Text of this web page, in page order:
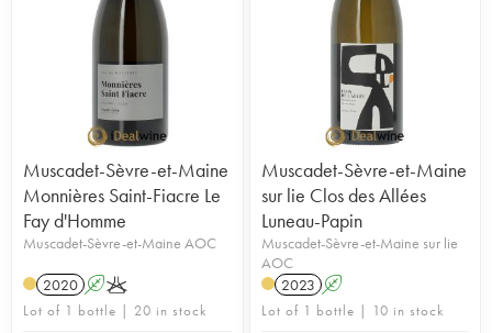
Muscadet-Sèvre-et-Maine
Monnières Saint-Fiacre Le
Fay d'Homme
Muscadet-Sèvre-et-Maine AOC
2020 AK
Lot of 1 bottle | 20 in stock
Muscadet-Sèvre-et-Maine
sur lie Clos des Allées
Luneau-Papin
Muscadet-Sèvre-et-Maine sur lie
AOC
2023 A
Lot of 1 bottle | 10 in stock